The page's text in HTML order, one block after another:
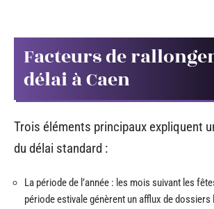
Facteurs de
délai à Caen
Trois éléments principaux expliquent
du délai standard :
La période de l’année : les mois suivant les
période estivale génèrent un afflux de